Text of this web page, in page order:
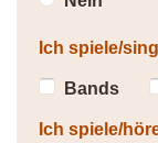
Ich spiele/
Bands
Ich spiele/